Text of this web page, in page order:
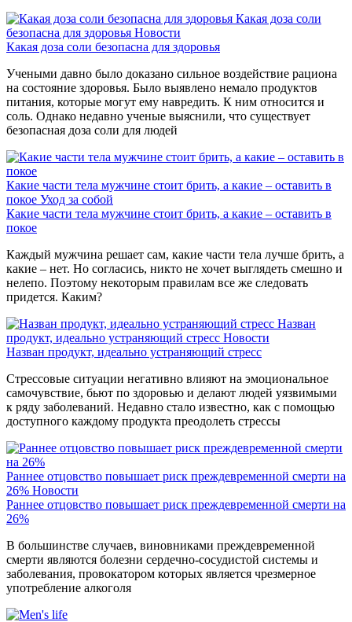
Какая доза соли
безопасна для здоровья Новости
Какая доза соли безопасна для здоровья
Учеными давно было доказано сильное воздействие рациона
на состояние здоровья. Было выявлено немало продуктов
питания, которые могут ему навредить. К ним относится и
соль. Однако недавно ученые выяснили, что существует
безопасная доза соли для людей
Какие части тела мужчине стоит брить, а какие – оставить в
покое Уход за собой
Какие части тела мужчине стоит брить, а какие – оставить в
покое
Каждый мужчина решает сам, какие части тела лучше брить, а
какие – нет. Но согласись, никто не хочет выглядеть смешно и
нелепо. Поэтому некоторым правилам все же следовать
придется. Каким?
Назван
продукт, идеально устраняющий стресс Новости
Назван продукт, идеально устраняющий стресс
Стрессовые ситуации негативно влияют на эмоциональное
самочувствие, бьют по здоровью и делают людей уязвимыми
к ряду заболеваний. Недавно стало известно, как с помощью
доступного каждому продукта преодолеть стрессы
Раннее отцовство повышает риск преждевременной смерти на
26% Новости
Раннее отцовство повышает риск преждевременной смерти на
26%
В большинстве случаев, виновниками преждевременной
смерти являются болезни сердечно-сосудистой системы и
заболевания, провокатором которых является чрезмерное
употребление алкоголя